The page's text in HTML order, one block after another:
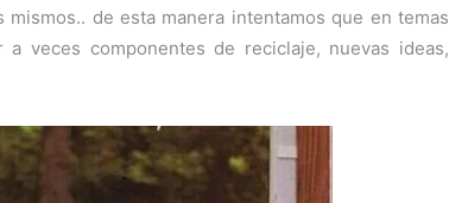
de esta manera intentamos que en temas
veces componentes de reciclaje, nuevas ideas,